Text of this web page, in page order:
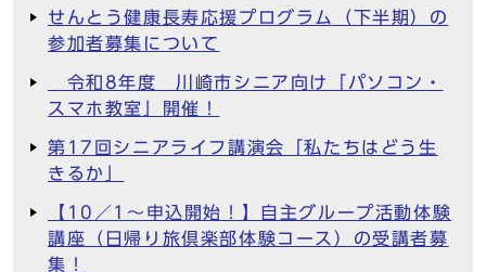
せんとう健康長寿応援プログラム（下半期）の
参加者募集について
令和8年度 川崎市シニア向け「パソコン・
スマホ教室」開催！
第17回シニアライフ講演会「私たちはどう生
きるか」
【10／1～申込開始！】自主グループ活動体験
講座（日帰り旅倶楽部体験コース）の受講者募
集！